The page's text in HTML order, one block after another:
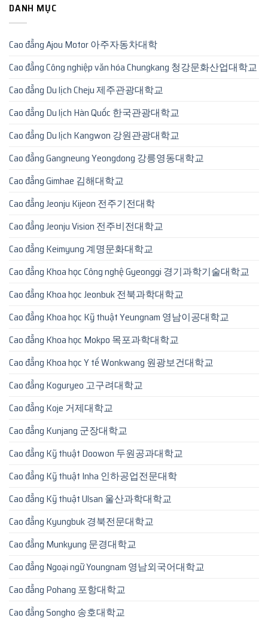
DANH MỤC
Cao đẳng Ajou Motor 아주자동차대학
Cao đẳng Công nghiệp văn hóa Chungkang 청강문화산업대학교
Cao đẳng Du lịch Cheju 제주관광대학교
Cao đẳng Du lịch Hàn Quốc 한국관광대학교
Cao đẳng Du lịch Kangwon 강원관광대학교
Cao đẳng Gangneung Yeongdong 강릉영동대학교
Cao đẳng Gimhae 김해대학교
Cao đẳng Jeonju Kijeon 전주기전대학
Cao đẳng Jeonju Vision 전주비전대학교
Cao đẳng Keimyung 계명문화대학교
Cao đẳng Khoa học Công nghệ Gyeonggi 경기과학기술대학교
Cao đẳng Khoa học Jeonbuk 전북과학대학교
Cao đẳng Khoa học Kỹ thuật Yeungnam 영남이공대학교
Cao đẳng Khoa học Mokpo 목포과학대학교
Cao đẳng Khoa học Y tế Wonkwang 원광보건대학교
Cao đẳng Koguryeo 고구려대학교
Cao đẳng Koje 거제대학교
Cao đẳng Kunjang 군장대학교
Cao đẳng Kỹ thuật Doowon 두원공과대학교
Cao đẳng Kỹ thuật Inha 인하공업전문대학
Cao đẳng Kỹ thuật Ulsan 울산과학대학교
Cao đẳng Kyungbuk 경북전문대학교
Cao đẳng Munkyung 문경대학교
Cao đẳng Ngoại ngữ Youngnam 영남외국어대학교
Cao đẳng Pohang 포항대학교
Cao đẳng Songho 송호대학교